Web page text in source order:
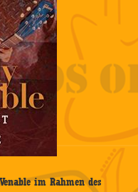
im Rahmen des